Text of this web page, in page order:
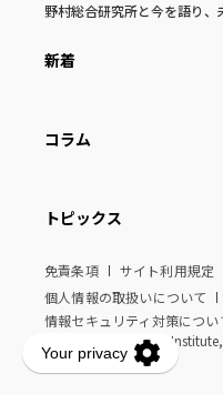
野村総合研究所と今を語り
新着
コラム
トピックス
免責条項 サイト利用規定
個人情報の取扱いについて
情報セキュリティ対策につい
© Nomura Research